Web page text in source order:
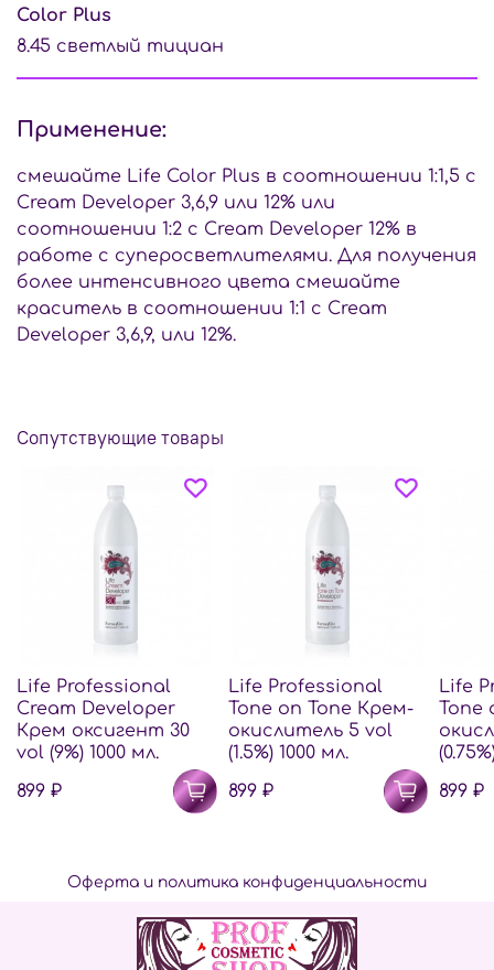
Color Plus
8.45 светлый тициан
Применение:
смешайте Life Color Plus в соотношении 1:1,5 с
Cream Developer 3,6,9 или 12% или
соотношении 1:2 с Cream Developer 12% в
работе с суперосветлителями. Для получения
более интенсивного цвета смешайте
краситель в соотношении 1:1 с Cream
Developer 3,6,9, или 12%.
Сопутствующие товары
Life Professional
Cream Developer
Крем оксигент 30
vol (9%) 1000 мл.
899 ₽
Life Professional
Tone on Tone Крем-
окислитель 5 vol
(1.5%) 1000 мл.
899 ₽
Life
Tone
899 ₽
Оферта и политика конфиденциальности